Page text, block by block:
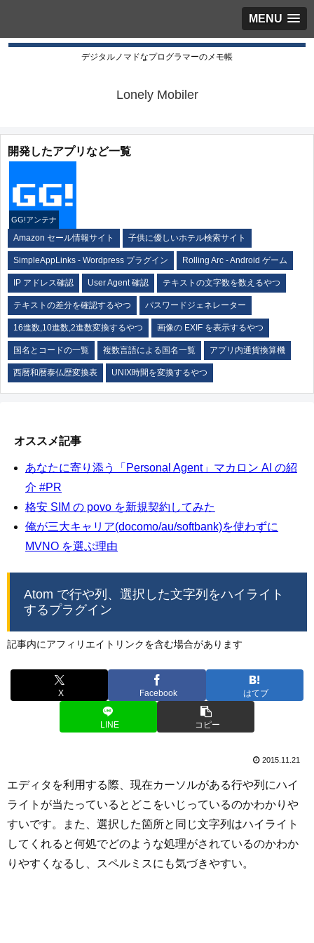
MENU
デジタルノマドなプログラマーのメモ帳
Lonely Mobiler
開発したアプリなど一覧
GG!アンテナ
Amazon セール情報サイト 子供に優しいホテル検索サイト
SimpleAppLinks - Wordpress プラグイン Rolling Arc - Android ゲーム
IP アドレス確認 User Agent 確認 テキストの文字数を数えるやつ
テキストの差分を確認するやつ パスワードジェネレーター
16進数,10進数,2進数変換するやつ 画像の EXIF を表示するやつ
国名とコードの一覧 複数言語による国名一覧 アプリ内通貨換算機
西暦和暦泰仏歴変換表 UNIX時間を変換するやつ
オススメ記事
あなたに寄り添う「Personal Agent」マカロン AI の紹
介 #PR
格安 SIM の povo を新規契約してみた
俺が三大キャリア(docomo/au/softbank)を使わずに
MVNO を選ぶ理由
Atom で行や列、選択した文字列をハイライト
するプラグイン
記事内にアフィリエイトリンクを含む場合があります
X Facebook はてブ
LINE コピー
2015.11.21
エディタを利用する際、現在カーソルがある行や列にハイ
ライトが当たっているとどこをいじっているのかわかりや
すいです。また、選択した箇所と同じ文字列はハイライト
してくれると何処でどのような処理がされているのかわか
りやすくなるし、スペルミスにも気づきやすい。